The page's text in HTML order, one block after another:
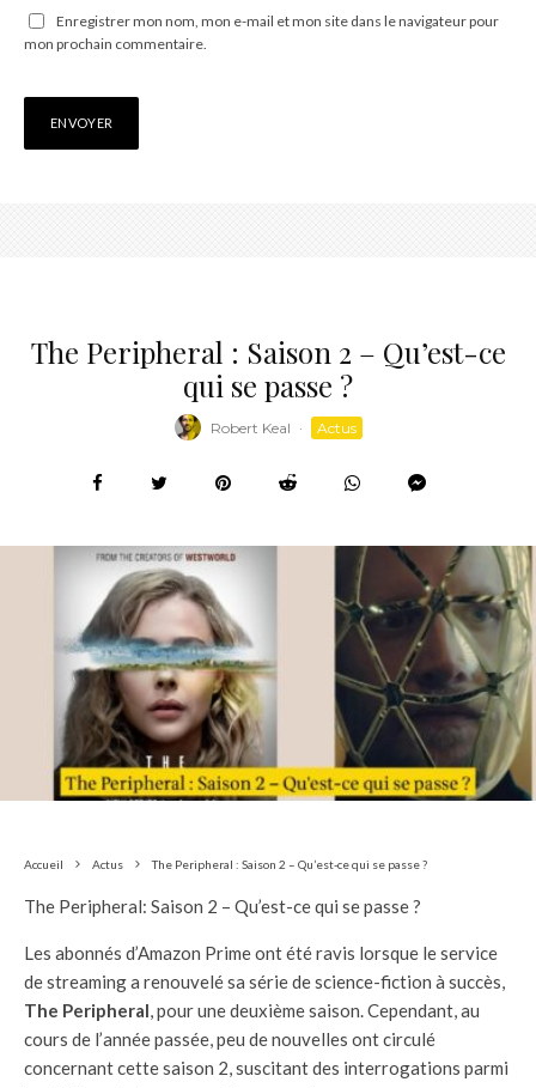
Enregistrer mon nom, mon e-mail et mon site dans le navigateur pour
mon prochain commentaire.
The Peripheral : Saison 2 – Qu’est-ce
qui se passe ?
Robert Keal · Actus
Accueil Actus The Peripheral : Saison 2 – Qu’est-ce qui se passe ?
The Peripheral: Saison 2 – Qu’est-ce qui se passe ?
Les abonnés d’Amazon Prime ont été ravis lorsque le service
de streaming a renouvelé sa série de science-fiction à succès,
The Peripheral, pour une deuxième saison. Cependant, au
cours de l’année passée, peu de nouvelles ont circulé
concernant cette saison 2, suscitant des interrogations parmi